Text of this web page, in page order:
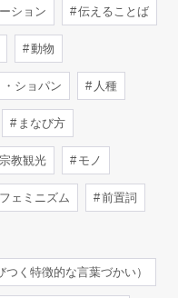
ション 伝えることば
動物
ショパン 人種
まなび方
教観光 モノ
ェミニズム 前置詞
く特徴的な言葉づかい）